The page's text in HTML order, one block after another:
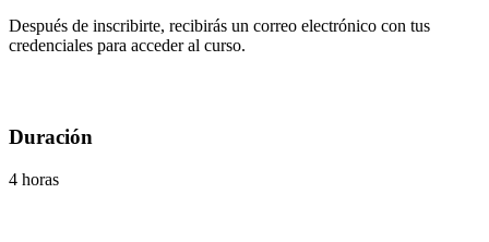
Después de inscribirte, recibirás un correo electrónico con tus
credenciales para acceder al curso.
Duración
4 horas